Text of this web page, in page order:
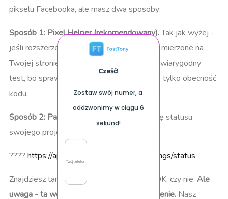
pikselu Facebooka, ale masz dwa sposoby:
Sposób 1: Pixel Helper (rekomendowany).Tak jak wyżej -
jeśli rozszerzenie pokazuje, że zdarzenia są mierzone na
Twojej stronie, piksel działa. To najbardziej wiarygodny
test, bo sprawdza faktyczne działanie, a nie tylko obecność
kodu.
Sposób 2: Panel FastTony.
Wejdź na stronę statusu
swojego projektu:
???? https://app.fasttony.com/project/settings/status
Znajdziesz tam informację, czy piksel jest OK, czy nie. Ale
uwaga - ta weryfikacja ma istotne ograniczenie. Nasz
Cześć!
Zostaw swój numer, a
oddzwonimy w ciągu 6
sekund!
Twój telefon